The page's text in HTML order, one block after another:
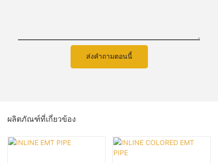
ส่งคำถามตอนนี้
ผลิตภัณฑ์ที่เกี่ยวข้อง